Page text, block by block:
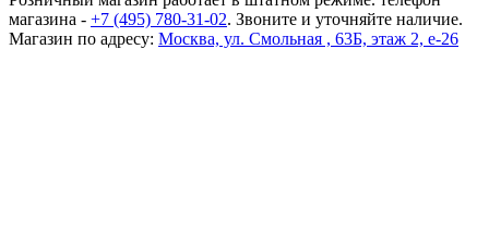
магазина - +7 (495) 780-31-02. Звоните и уточняйте наличие.
Магазин по адресу: Москва, ул. Смольная , 63Б, этаж 2, е-26